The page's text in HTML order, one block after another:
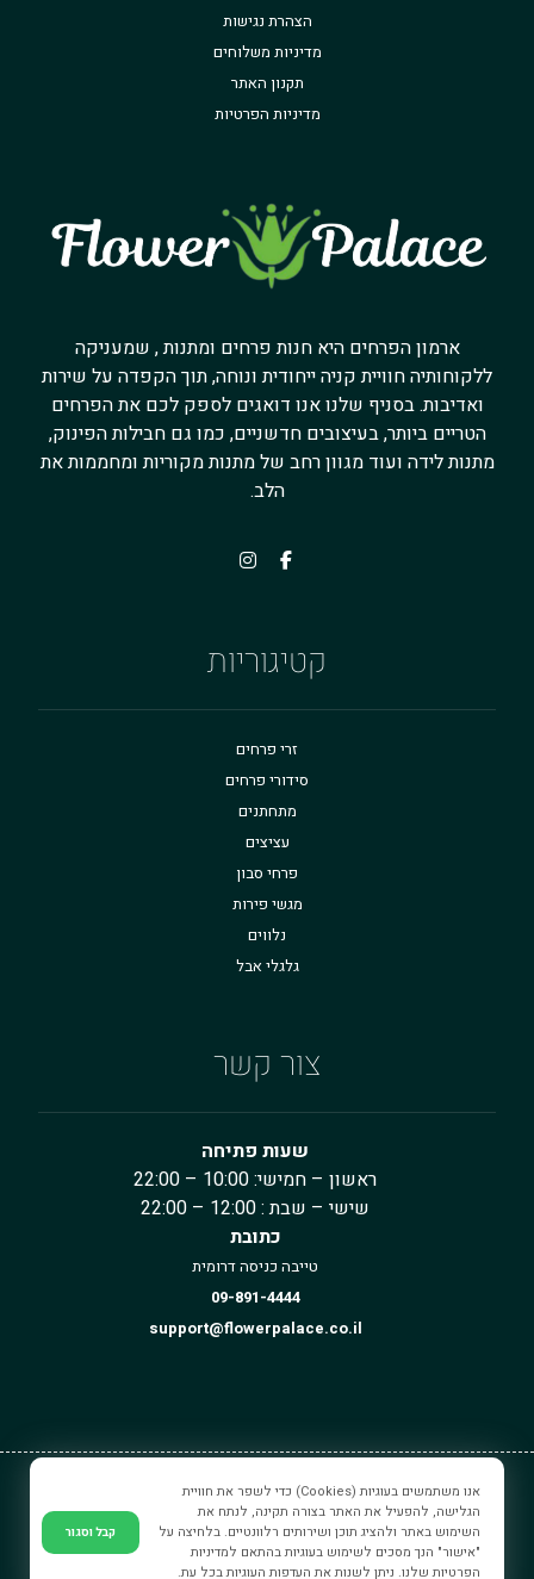
הצהרת נגישות
מדיניות משלוחים
תקנון האתר
מדיניות הפרטיות
ארמון הפרחים היא חנות פרחים ומתנות , שמעניקה
ללקוחותיה חוויית קניה ייחודית ונוחה, תוך הקפדה על שירות
ואדיבות. בסניף שלנו אנו דואגים לספק לכם את הפרחים
הטריים ביותר, בעיצובים חדשניים, כמו גם חבילות הפינוק,
מתנות לידה ועוד מגוון רחב של מתנות מקוריות ומחממות את
הלב.
קטיגוריות
זרי פרחים
סידורי פרחים
מתחתנים
עציצים
פרחי סבון
מגשי פירות
נלווים
גלגלי אבל
צור קשר
שעות פתיחה
ראשון – חמישי: 10:00 – 22:00
שישי – שבת : 12:00 – 22:00
כתובת
טייבה כניסה דרומית
09-891-4444
support@flowerpalace.co.il
ארמון הפרחים © כל הזכויות שמורים.
אנו משתמשים בעוגיות (Cookies) כדי לשפר את חוויית
הגלישה, להפעיל את האתר בצורה תקינה, לנתח את
השימוש באתר ולהציג תוכן ושירותים רלוונטיים. בלחיצה על
"אישור" הנך מסכים לשימוש בעוגיות בהתאם למדיניות
הפרטיות שלנו. ניתן לשנות את העדפות העוגיות בכל עת.
קבל וסגור